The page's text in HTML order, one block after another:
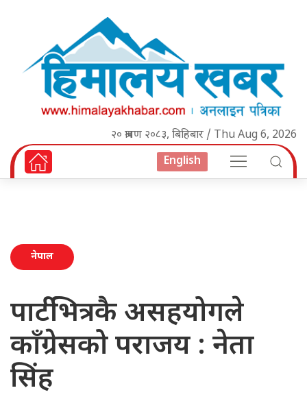
२० श्रावण २०८३, बिहिबार / Thu Aug 6, 2026
English
नेपाल
पार्टीभित्रकै असहयोगले
काँग्रेसको पराजय : नेता
सिंह